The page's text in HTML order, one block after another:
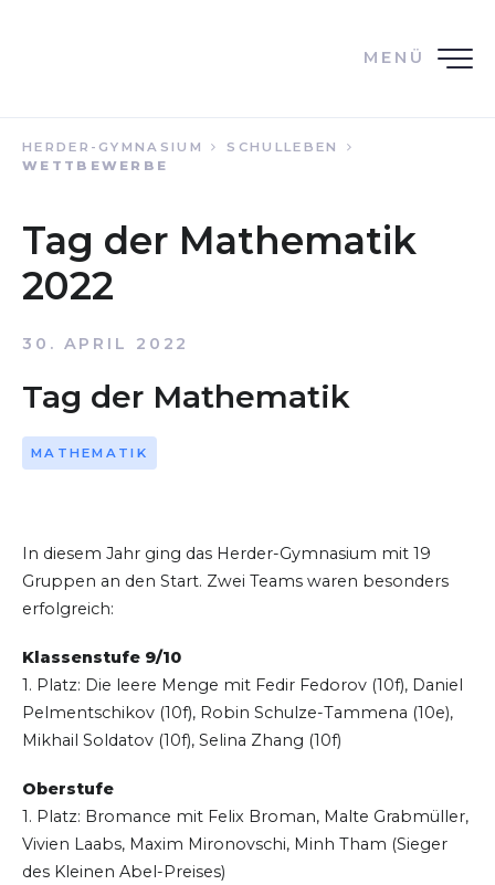
MENÜ
HERDER-GYMNASIUM
SCHULLEBEN
WETTBEWERBE
Tag der Mathematik
2022
30. APRIL 2022
Tag der Mathematik
MATHEMATIK
In diesem Jahr ging das Herder-Gymnasium mit 19
Gruppen an den Start. Zwei Teams waren besonders
erfolgreich:
Klassenstufe 9/10
1. Platz: Die leere Menge mit Fedir Fedorov (10f), Daniel
Pelmentschikov (10f), Robin Schulze-Tammena (10e),
Mikhail Soldatov (10f), Selina Zhang (10f)
Oberstufe
1. Platz: Bromance mit Felix Broman, Malte Grabmüller,
Vivien Laabs, Maxim Mironovschi, Minh Tham (Sieger
des Kleinen Abel-Preises)